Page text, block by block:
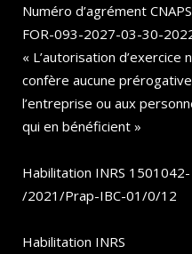
Numéro d’agrément CNAPS
FOR-093-2027-03-30-
« L’autorisation d’exercice
confère aucune
l’entreprise ou aux
qui en bénéficient »
Habilitation INRS 1501042-
/2021/Prap-IBC-01/0/12
Habilitation INRS